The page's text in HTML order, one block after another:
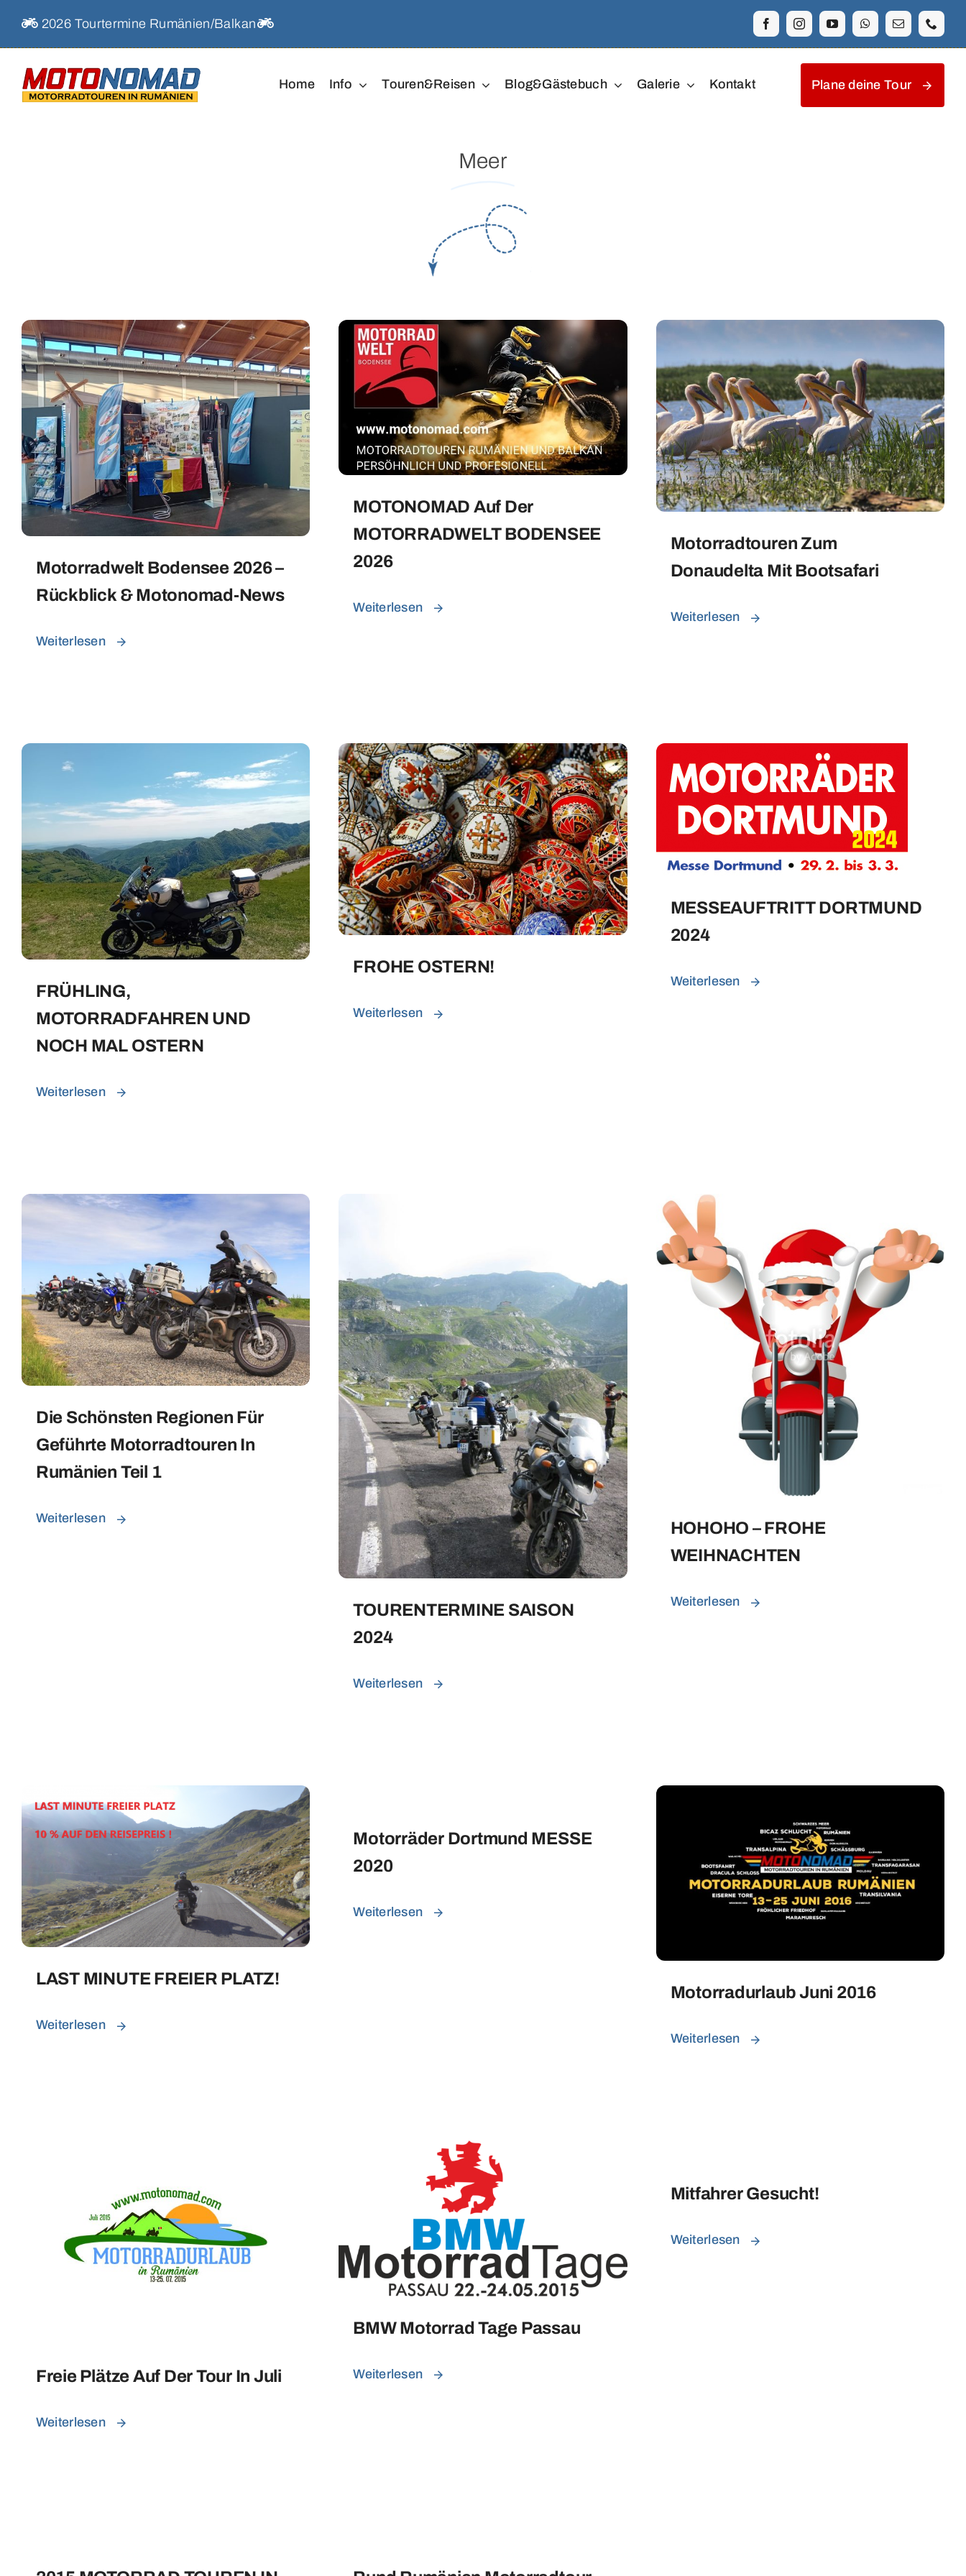
2026 Tourtermine Rumänien/Balkan
Home Info Touren&Reisen Blog&Gästebuch Galerie Kontakt Plane deine Tour
Meer
Motorradwelt Bodensee 2026 –
Rückblick & Motonomad-News
Weiterlesen
MOTONOMAD Auf Der
MOTORRADWELT BODENSEE
2026
Weiterlesen
Motorradtouren Zum
Donaudelta Mit Bootsafari
Weiterlesen
FRÜHLING,
MOTORRADFAHREN UND
NOCH MAL OSTERN
Weiterlesen
FROHE OSTERN!
Weiterlesen
MESSEAUFTRITT DORTMUND
2024
Weiterlesen
Die Schönsten Regionen Für
Geführte Motorradtouren In
Rumänien Teil 1
Weiterlesen
TOURENTERMINE SAISON
2024
Weiterlesen
HOHOHO – FROHE
WEIHNACHTEN
Weiterlesen
LAST MINUTE FREIER PLATZ!
Weiterlesen
Motorräder Dortmund MESSE
2020
Weiterlesen
Motorradurlaub Juni 2016
Weiterlesen
Freie Plätze Auf Der Tour In Juli
Weiterlesen
BMW Motorrad Tage Passau
Weiterlesen
Mitfahrer Gesucht!
Weiterlesen